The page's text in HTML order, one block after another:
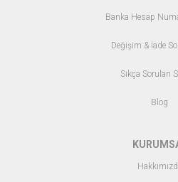
Banka Hesap
Değişim & İade
Sıkça Sorulan
Blog